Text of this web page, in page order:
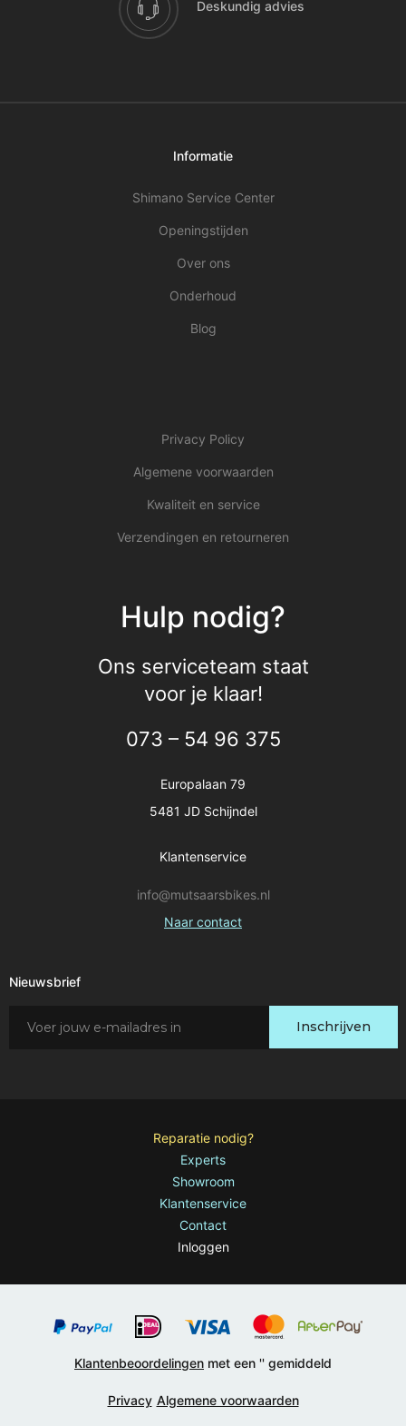
Deskundig advies
Informatie
Shimano Service Center
Openingstijden
Over ons
Onderhoud
Blog
Privacy Policy
Algemene voorwaarden
Kwaliteit en service
Verzendingen en retourneren
Hulp nodig?
Ons serviceteam staat
voor je klaar!
073 – 54 96 375
Europalaan 79
5481 JD Schijndel
Klantenservice
info@mutsaarsbikes.nl
Naar contact
Nieuwsbrief
Inschrijven
Reparatie nodig?
Experts
Showroom
Klantenservice
Contact
Inloggen
Klantenbeoordelingen met een '' gemiddeld
Privacy Algemene voorwaarden